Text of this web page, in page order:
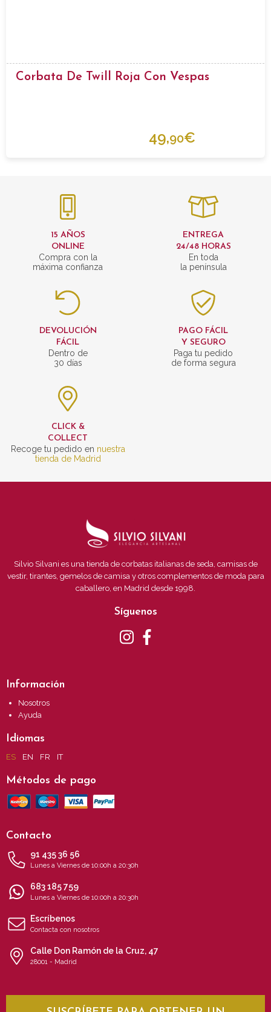
Corbata De Twill Roja Con Vespas
49,90€
15 AÑOS
ONLINE
Compra con la
máxima confianza
ENTREGA
24/48 HORAS
En toda
la península
DEVOLUCIÓN
FÁCIL
Dentro de
30 días
PAGO FÁCIL
Y SEGURO
Paga tu pedido
de forma segura
CLICK &
COLLECT
Recoge tu pedido en nuestra
tienda de Madrid
Silvio Silvani es una tienda de corbatas italianas de seda, camisas de
vestir, tirantes, gemelos de camisa y otros complementos de moda para
caballero, en Madrid desde 1998.
Síguenos
Información
Nosotros
Ayuda
Idiomas
ES EN FR IT
Métodos de pago
Contacto
91 435 36 56
Lunes a Viernes de 10:00h a 20:30h
683 185 759
Lunes a Viernes de 10:00h a 20:30h
Escríbenos
Contacta con nosotros
Calle Don Ramón de la Cruz, 47
28001 - Madrid